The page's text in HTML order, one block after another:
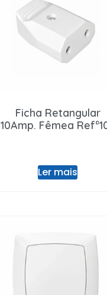
Ficha Retangular
10Amp. Fêmea
Ler mais